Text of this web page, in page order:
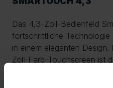
Das 4,3-Zoll-Bedienfeld
fortschrittliche
in einem eleganten
Zoll-Farb-Touchscreen ist
optisch ansprechend,